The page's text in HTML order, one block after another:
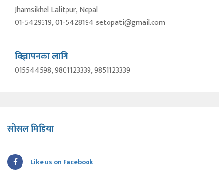
Jhamsikhel Lalitpur, Nepal
01-5429319, 01-5428194 setopati@gmail.com
विज्ञापनका लागि
015544598, 9801123339, 9851123339
सोसल मिडिया
Like us on Facebook